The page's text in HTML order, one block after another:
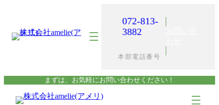
072-813-
3882
本部電話番号
まずは、お気軽にお問い合わせください！